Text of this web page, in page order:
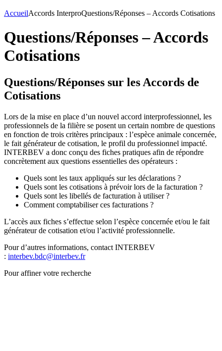
AccueilAccords InterproQuestions/Réponses – Accords Cotisations
Questions/Réponses – Accords
Cotisations
Questions/Réponses sur les Accords de
Cotisations
Lors de la mise en place d’un nouvel accord interprofessionnel, les
professionnels de la filière se posent un certain nombre de questions
en fonction de trois critères principaux : l’espèce animale concernée,
le fait générateur de cotisation, le profil du professionnel impacté.
INTERBEV a donc conçu des fiches pratiques afin de répondre
concrètement aux questions essentielles des opérateurs :
Quels sont les taux appliqués sur les déclarations ?
Quels sont les cotisations à prévoir lors de la facturation ?
Quels sont les libellés de facturation à utiliser ?
Comment comptabiliser ces facturations ?
L’accès aux fiches s’effectue selon l’espèce concernée et/ou le fait
générateur de cotisation et/ou l’activité professionnelle.
Pour d’autres informations, contact INTERBEV
: interbev.bdc@interbev.fr
Pour affiner votre recherche